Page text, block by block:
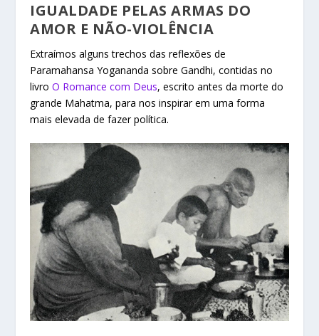
IGUALDADE PELAS ARMAS DO
AMOR E NÃO-VIOLÊNCIA
Extraímos alguns trechos das reflexões de
Paramahansa Yogananda sobre Gandhi, contidas no
livroO Romance com Deus, escrito antes da morte do
grande Mahatma, para nos inspirar em uma forma
mais elevada de fazer política.